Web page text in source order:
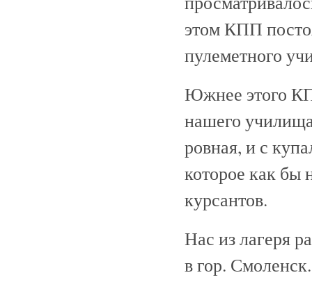
этом КПП
пулеметного
Южнее этого
нашего
ровная, и с
которое как бы
курсантов.
Нас из лагеря
в гор. Смоленск.